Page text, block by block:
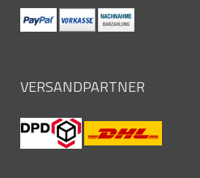
VERSANDPARTNER